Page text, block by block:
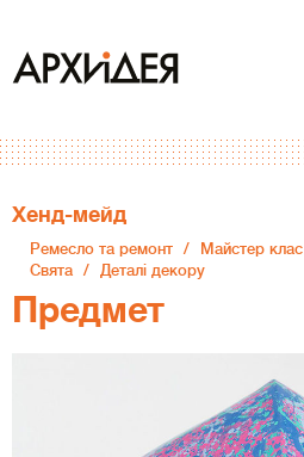
Хенд-мейд
Ремесло та ремонт Майстер клас
Свята
Деталі декору
Предмет